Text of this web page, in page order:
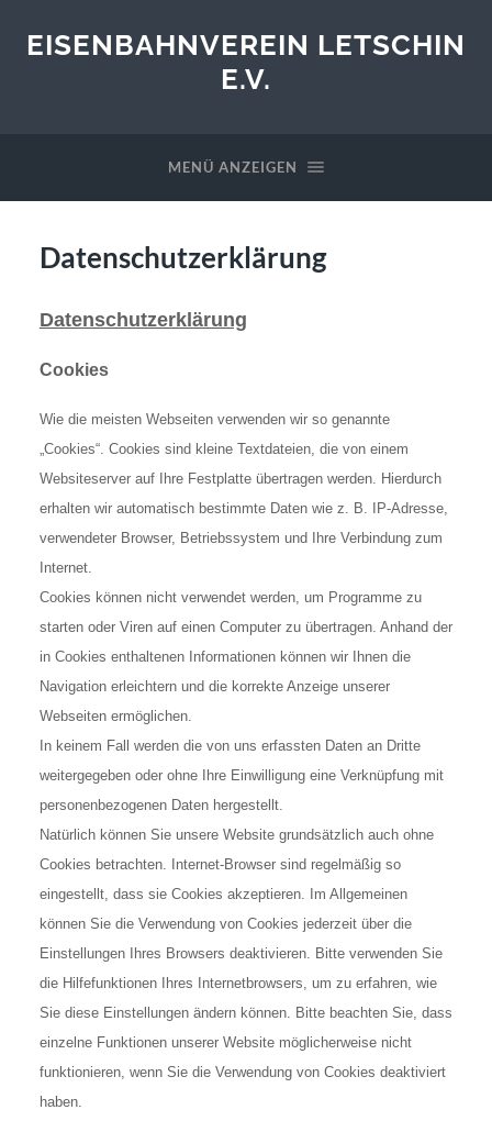
EISENBAHNVEREIN LETSCHIN
E.V.
MENÜ ANZEIGEN
Datenschutzerklärung
Datenschutzerklärung
Cookies
Wie die meisten Webseiten verwenden wir so genannte
„Cookies“. Cookies sind kleine Textdateien, die von einem
Websiteserver auf Ihre Festplatte übertragen werden. Hierdurch
erhalten wir automatisch bestimmte Daten wie z. B. IP-Adresse,
verwendeter Browser, Betriebssystem und Ihre Verbindung zum
Internet.
Cookies können nicht verwendet werden, um Programme zu
starten oder Viren auf einen Computer zu übertragen. Anhand der
in Cookies enthaltenen Informationen können wir Ihnen die
Navigation erleichtern und die korrekte Anzeige unserer
Webseiten ermöglichen.
In keinem Fall werden die von uns erfassten Daten an Dritte
weitergegeben oder ohne Ihre Einwilligung eine Verknüpfung mit
personenbezogenen Daten hergestellt.
Natürlich können Sie unsere Website grundsätzlich auch ohne
Cookies betrachten. Internet-Browser sind regelmäßig so
eingestellt, dass sie Cookies akzeptieren. Im Allgemeinen
können Sie die Verwendung von Cookies jederzeit über die
Einstellungen Ihres Browsers deaktivieren. Bitte verwenden Sie
die Hilfefunktionen Ihres Internetbrowsers, um zu erfahren, wie
Sie diese Einstellungen ändern können. Bitte beachten Sie, dass
einzelne Funktionen unserer Website möglicherweise nicht
funktionieren, wenn Sie die Verwendung von Cookies deaktiviert
haben.